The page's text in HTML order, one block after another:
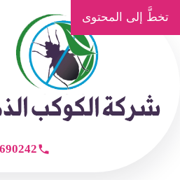
تخطَّ إلى المحتوى